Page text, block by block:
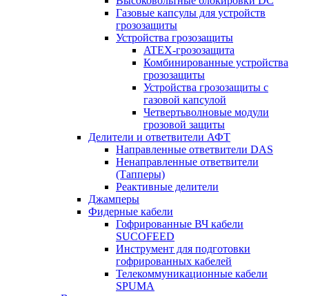
Газовые капсулы для устройств
грозозащиты
Устройства грозозащиты
ATEX-грозозащита
Комбинированные устройства
грозозащиты
Устройства грозозащиты с
газовой капсулой
Четвертьволновые модули
грозовой защиты
Делители и ответвители АФТ
Направленные ответвители DAS
Ненаправленные ответвители
(Тапперы)
Реактивные делители
Джамперы
Фидерные кабели
Гофрированные ВЧ кабели
SUCOFEED
Инструмент для подготовки
гофрированных кабелей
Телекоммуникационные кабели
SPUMA